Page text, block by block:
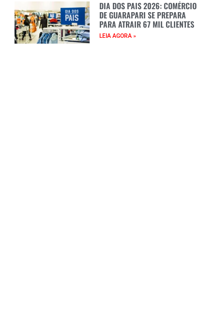
DIA DOS PAIS 2026: COMÉRCIO
DE GUARAPARI SE PREPARA
PARA ATRAIR 67 MIL CLIENTES
LEIA AGORA »